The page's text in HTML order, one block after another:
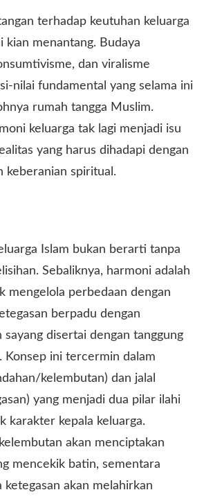
terhadap keutuhan keluarga
kian menantang. Budaya
dan viralisme
nilai fundamental yang selama ini
rumah tangga Muslim.
keluarga tak lagi menjadi isu
yang harus dihadapi dengan
keberanian spiritual.
Islam bukan berarti tanpa
Sebaliknya, harmoni adalah
mengelola perbedaan dengan
berpadu dengan
sayang disertai dengan tanggung
Konsep ini tercermin dalam
kelembutan) dan jalal
yang menjadi dua pilar ilahi
karakter kepala keluarga.
akan menciptakan
mencekik batin, sementara
ketegasan akan melahirkan